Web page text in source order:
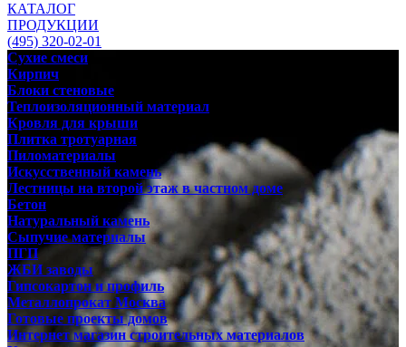
КАТАЛОГ
ПРОДУКЦИИ
(495) 320-02-01
Сухие смеси
Кирпич
Блоки стеновые
Теплоизоляционный материал
Кровля для крыши
Плитка тротуарная
Пиломатериалы
Искусственный камень
Лестницы на второй этаж в частном доме
Бетон
Натуральный камень
Сыпучие материалы
ПГП
ЖБИ заводы
Гипсокартон и профиль
Металлопрокат Москва
Готовые проекты домов
Интернет магазин строительных материалов